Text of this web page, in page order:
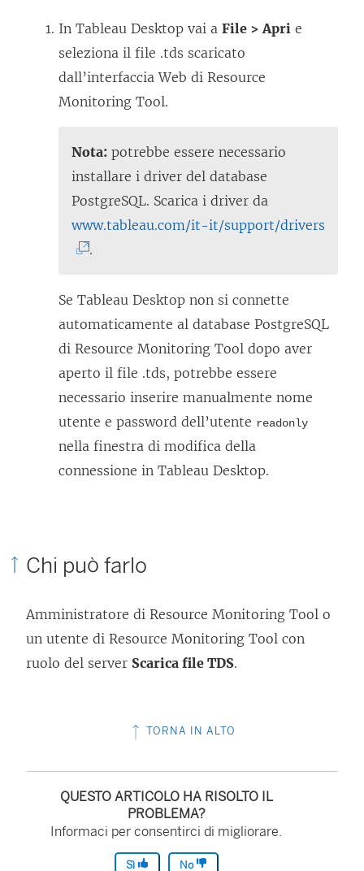
In Tableau Desktop vai a File > Apri e
seleziona il file .tds scaricato
dall’interfaccia Web di Resource
Monitoring Tool.
Nota: potrebbe essere necessario
installare i driver del database
PostgreSQL. Scarica i driver da
www.tableau.com/it-it/support/drivers
o
i
.
Se Tableau Desktop non si connette
automaticamente al database PostgreSQL
di Resource Monitoring Tool dopo aver
aperto il file .tds, potrebbe essere
necessario inserire manualmente nome
utente e password dell’utente readonly
nella finestra di modifica della
connessione in Tableau Desktop.
Chi può farlo
Amministratore di Resource Monitoring Tool o
un utente di Resource Monitoring Tool con
ruolo del server Scarica file TDS.
TORNA IN ALTO
QUESTO ARTICOLO HA RISOLTO IL
PROBLEMA?
Informaci per consentirci di migliorare.
Sì No